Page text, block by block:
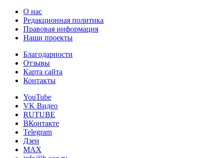
О нас
Редакционная политика
Правовая информация
Наши проекты
Благодарности
Отзывы
Карта сайта
Контакты
YouTube
VK Видео
RUTUBE
ВКонтакте
Telegram
Дзен
MAX